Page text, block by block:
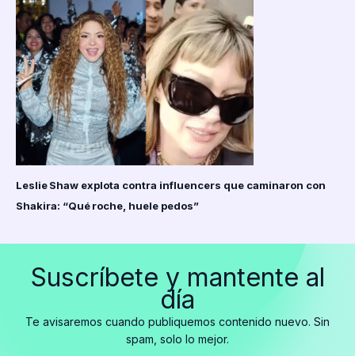
Leslie Shaw explota contra influencers que caminaron con
Shakira: “Qué roche, huele pedos”
Suscríbete y mantente al
día
Te avisaremos cuando publiquemos contenido nuevo. Sin
spam, solo lo mejor.